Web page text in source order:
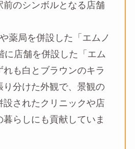
前のシンボルとなる店舗
薬局を併設した「エムノ
に店舗を併設した「エム
れも白とブラウンのキラ
り分けた外観で、景観の
設されたクリニックや店
らしにも貢献していま